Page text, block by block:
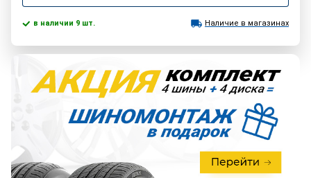
в наличии 9 шт. Наличие в магазинах